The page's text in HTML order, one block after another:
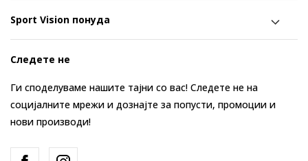
Sport Vision понуда
Следете не
Ги споделуваме нашите тајни со вас! Следете не на
социјалните мрежи и дознајте за попусти, промоции и
нови производи!